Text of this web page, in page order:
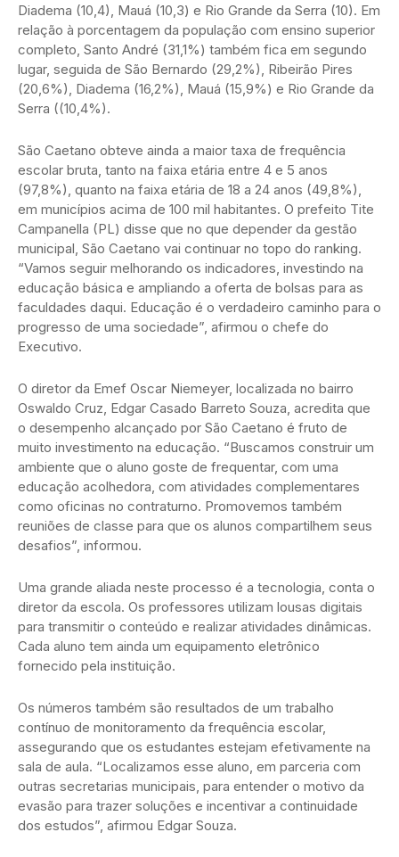
Diadema (10,4), Mauá (10,3) e Rio Grande da Serra (10). Em
relação à porcentagem da população com ensino superior
completo, Santo André (31,1%) também fica em segundo
lugar, seguida de São Bernardo (29,2%), Ribeirão Pires
(20,6%), Diadema (16,2%), Mauá (15,9%) e Rio Grande da
Serra ((10,4%).
São Caetano obteve ainda a maior taxa de frequência
escolar bruta, tanto na faixa etária entre 4 e 5 anos
(97,8%), quanto na faixa etária de 18 a 24 anos (49,8%),
em municípios acima de 100 mil habitantes. O prefeito Tite
Campanella (PL) disse que no que depender da gestão
municipal, São Caetano vai continuar no topo do ranking.
“Vamos seguir melhorando os indicadores, investindo na
educação básica e ampliando a oferta de bolsas para as
faculdades daqui. Educação é o verdadeiro caminho para o
progresso de uma sociedade”, afirmou o chefe do
Executivo.
O diretor da Emef Oscar Niemeyer, localizada no bairro
Oswaldo Cruz, Edgar Casado Barreto Souza, acredita que
o desempenho alcançado por São Caetano é fruto de
muito investimento na educação. “Buscamos construir um
ambiente que o aluno goste de frequentar, com uma
educação acolhedora, com atividades complementares
como oficinas no contraturno. Promovemos também
reuniões de classe para que os alunos compartilhem seus
desafios”, informou.
Uma grande aliada neste processo é a tecnologia, conta o
diretor da escola. Os professores utilizam lousas digitais
para transmitir o conteúdo e realizar atividades dinâmicas.
Cada aluno tem ainda um equipamento eletrônico
fornecido pela instituição.
Os números também são resultados de um trabalho
contínuo de monitoramento da frequência escolar,
assegurando que os estudantes estejam efetivamente na
sala de aula. “Localizamos esse aluno, em parceria com
outras secretarias municipais, para entender o motivo da
evasão para trazer soluções e incentivar a continuidade
dos estudos”, afirmou Edgar Souza.